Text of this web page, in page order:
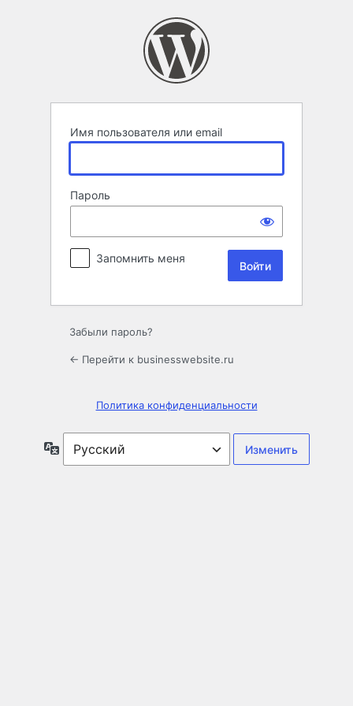
Имя пользователя или email
Пароль
Запомнить меня
Забыли пароль?
← Перейти к businesswebsite.ru
Политика конфиденциальности
Язык